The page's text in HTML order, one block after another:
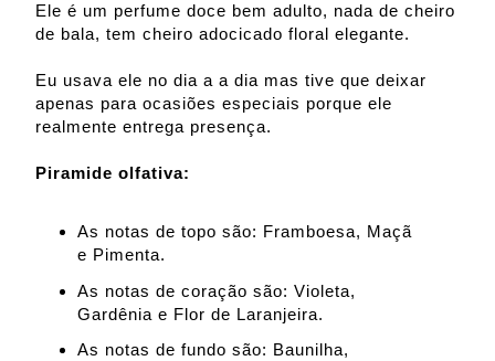
Ele é um perfume doce bem adulto, nada de cheiro
de bala, tem cheiro adocicado floral elegante.
Eu usava ele no dia a a dia mas tive que deixar
apenas para ocasiões especiais porque ele
realmente entrega presença.
Piramide olfativa:
As notas de topo são: Framboesa, Maçã
e Pimenta.
As notas de coração são: Violeta,
Gardênia e Flor de Laranjeira.
As notas de fundo são: Baunilha,